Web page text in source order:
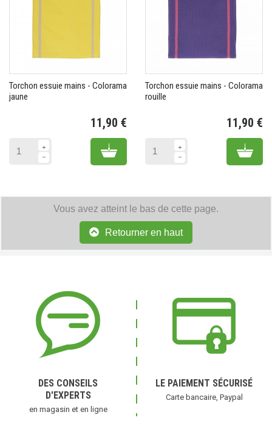
Torchon essuie mains - Colorama
jaune
11,90 €
Add to cart
Torchon essuie mains - Colorama
rouille
11,90 €
Add
Vous avez atteint le bas de cette page.
Retourner en haut
DES CONSEILS
D'EXPERTS
en magasin et en ligne
LE PAIEMENT SÉCURISÉ
Carte bancaire, Paypal